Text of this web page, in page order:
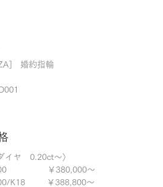
婚約指輪
イヤ 0.20ct～〉
900 ￥380,000～
K18 ￥388,800～